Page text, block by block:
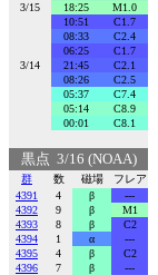
3/15
18:25
M1.0
10:51
C1.7
08:33
C2.4
06:25
C1.7
3/14
21:45
C2.1
08:26
C2.5
05:37
C7.4
05:14
C8.9
00:01
C8.1
黒点 3/16 (NOAA)
群 数 磁場
フレア
4391
4 β
---
4392
9 β
M1
4393
8 β
C2
4394
1 α
---
4395
4 β
C2
4396
7 β ---